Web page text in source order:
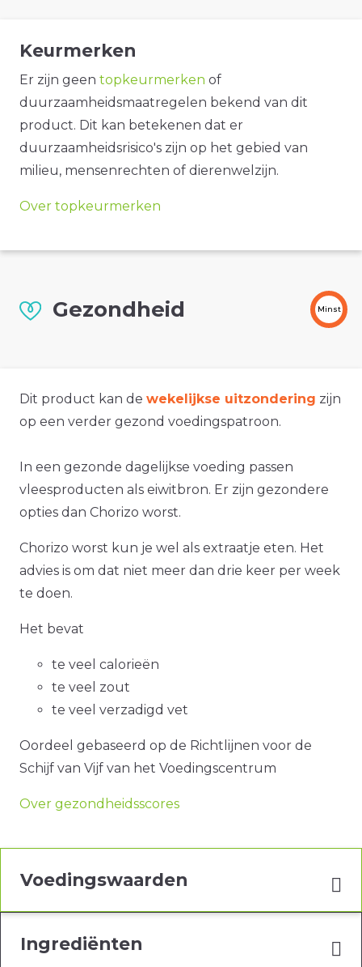
Keurmerken
Er zijn geen topkeurmerken of
duurzaamheidsmaatregelen bekend van dit
product. Dit kan betekenen dat er
duurzaamheidsrisico's zijn op het gebied van
milieu, mensenrechten of dierenwelzijn.
Over topkeurmerken
Gezondheid Minst
Dit product kan de wekelijkse uitzondering zijn
op een verder gezond voedingspatroon.
In een gezonde dagelijkse voeding passen
vleesproducten als eiwitbron. Er zijn gezondere
opties dan Chorizo worst.
Chorizo worst kun je wel als extraatje eten. Het
advies is om dat niet meer dan drie keer per week
te doen.
Het bevat
te veel calorieën
te veel zout
te veel verzadigd vet
Oordeel gebaseerd op de Richtlijnen voor de
Schijf van Vijf van het Voedingscentrum
Over gezondheidsscores
Voedingswaarden
Ingrediënten